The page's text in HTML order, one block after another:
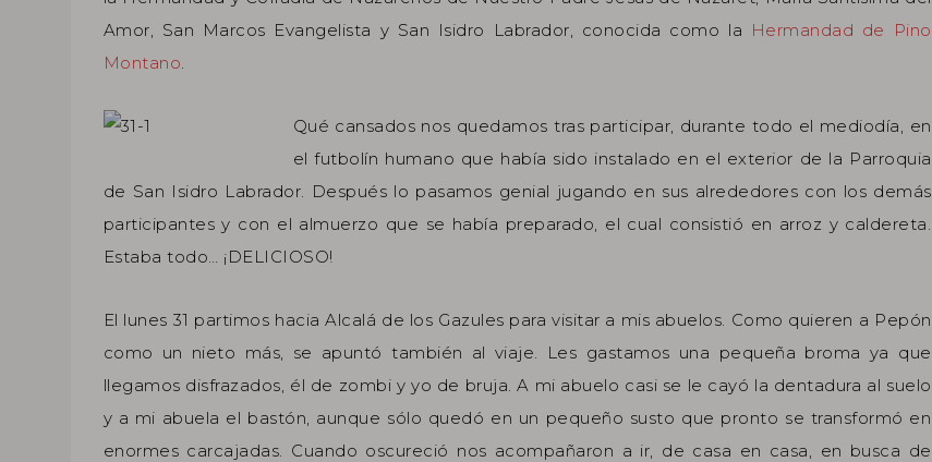
Amor, San Marcos Evangelista y San Isidro Labrador, conocida como la Hermandad de Pino
Montano.
Qué cansados nos quedamos tras participar, durante todo el mediodía, en
el futbolín humano que había sido instalado en el exterior de la Parroquia
de San Isidro Labrador. Después lo pasamos genial jugando en sus alrededores con los demás
participantes y con el almuerzo que se había preparado, el cual consistió en arroz y caldereta.
Estaba todo… ¡DELICIOSO!
El lunes 31 partimos hacia Alcalá de los Gazules para visitar a mis abuelos. Como quieren a Pepón
como un nieto más, se apuntó también al viaje. Les gastamos una pequeña broma ya que
llegamos disfrazados, él de zombi y yo de bruja. A mi abuelo casi se le cayó la dentadura al suelo
y a mi abuela el bastón, aunque sólo quedó en un pequeño susto que pronto se transformó en
enormes carcajadas. Cuando oscureció nos acompañaron a ir, de casa en casa, en busca de